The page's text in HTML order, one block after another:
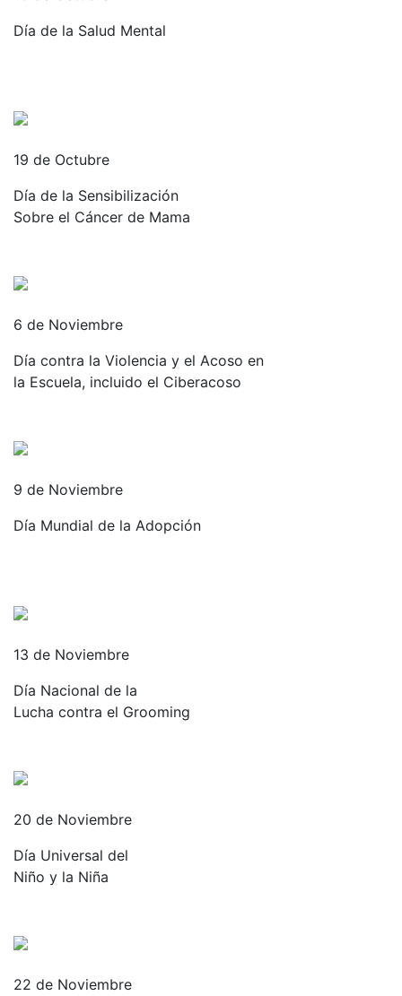
Día de la Salud Mental
19 de Octubre
Día de la Sensibilización
Sobre el Cáncer de Mama
6 de Noviembre
Día contra la Violencia y el Acoso en
la Escuela, incluido el Ciberacoso
9 de Noviembre
Día Mundial de la Adopción
13 de Noviembre
Día Nacional de la
Lucha contra el Grooming
20 de Noviembre
Día Universal del
Niño y la Niña
22 de Noviembre